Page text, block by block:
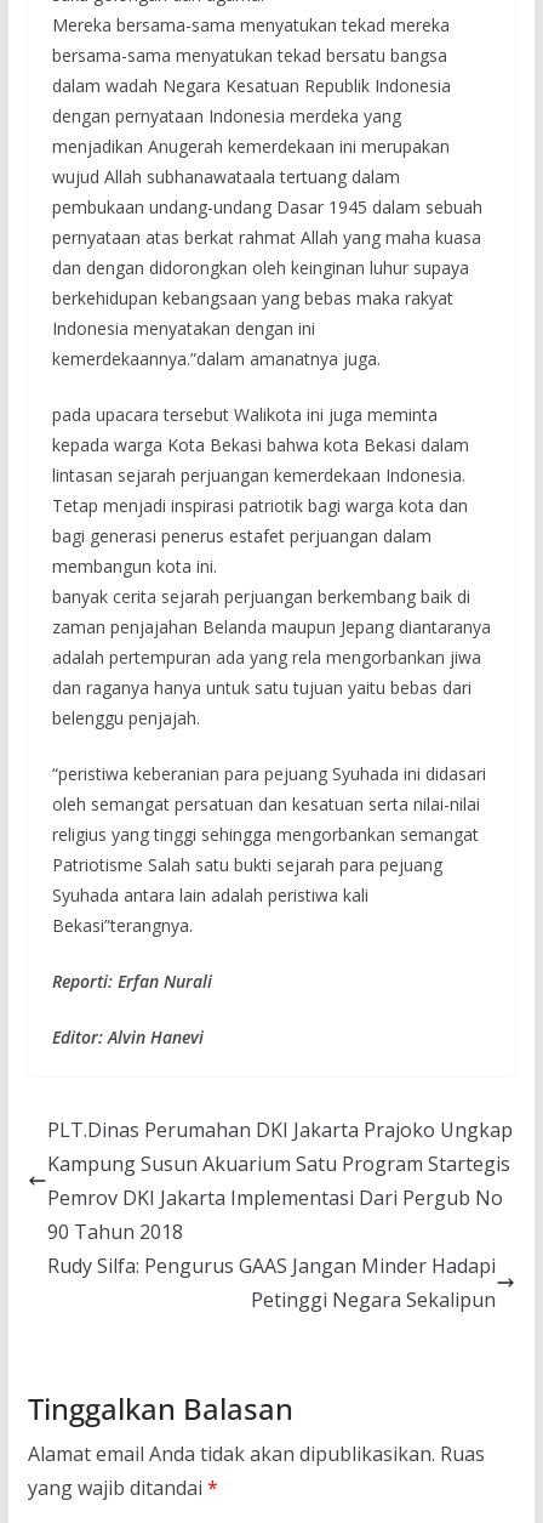
Mereka bersama-sama menyatukan tekad mereka
bersama-sama menyatukan tekad bersatu bangsa
dalam wadah Negara Kesatuan Republik Indonesia
dengan pernyataan Indonesia merdeka yang
menjadikan Anugerah kemerdekaan ini merupakan
wujud Allah subhanawataala tertuang dalam
pembukaan undang-undang Dasar 1945 dalam sebuah
pernyataan atas berkat rahmat Allah yang maha kuasa
dan dengan didorongkan oleh keinginan luhur supaya
berkehidupan kebangsaan yang bebas maka rakyat
Indonesia menyatakan dengan ini
kemerdekaannya.”dalam amanatnya juga.
pada upacara tersebut Walikota ini juga meminta
kepada warga Kota Bekasi bahwa kota Bekasi dalam
lintasan sejarah perjuangan kemerdekaan Indonesia.
Tetap menjadi inspirasi patriotik bagi warga kota dan
bagi generasi penerus estafet perjuangan dalam
membangun kota ini.
banyak cerita sejarah perjuangan berkembang baik di
zaman penjajahan Belanda maupun Jepang diantaranya
adalah pertempuran ada yang rela mengorbankan jiwa
dan raganya hanya untuk satu tujuan yaitu bebas dari
belenggu penjajah.
“peristiwa keberanian para pejuang Syuhada ini didasari
oleh semangat persatuan dan kesatuan serta nilai-nilai
religius yang tinggi sehingga mengorbankan semangat
Patriotisme Salah satu bukti sejarah para pejuang
Syuhada antara lain adalah peristiwa kali
Bekasi”terangnya.
Reporti: Erfan Nurali
Editor: Alvin Hanevi
PLT.Dinas Perumahan DKI Jakarta Prajoko Ungkap
Kampung Susun Akuarium Satu Program Startegis
Pemrov DKI Jakarta Implementasi Dari Pergub No
90 Tahun 2018
Rudy Silfa: Pengurus GAAS Jangan Minder Hadapi
Petinggi Negara Sekalipun
Tinggalkan Balasan
Alamat email Anda tidak akan dipublikasikan. Ruas
yang wajib ditandai *